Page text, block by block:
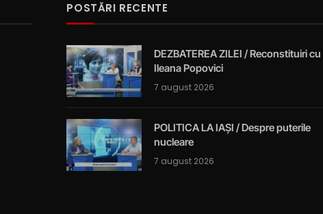
POSTĂRI RECENTE
DEZBATEREA ZILEI / Reconstituiri cu
Ileana Popovici
7 august 2026
POLITICA LA IAȘI / Despre puterile
nucleare
7 august 2026